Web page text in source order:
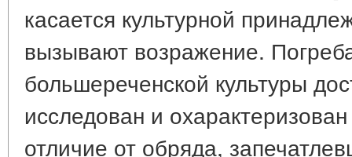
касается культурной
вызывают возражение.
большереченской культуры
исследован и
отличие от обряда,